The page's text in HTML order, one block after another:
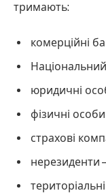
тримають:
комерційні
юридичні
фізичні
страхові
нерезиденти